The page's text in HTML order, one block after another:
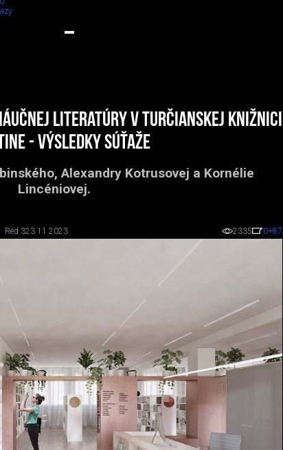
literatúry v Turčianskej knižnici
- výsledky súťaže
Alexandry Kotrusovej a Kornélie
Lincéniovej.
Red 323.11.2023 2335 0+87